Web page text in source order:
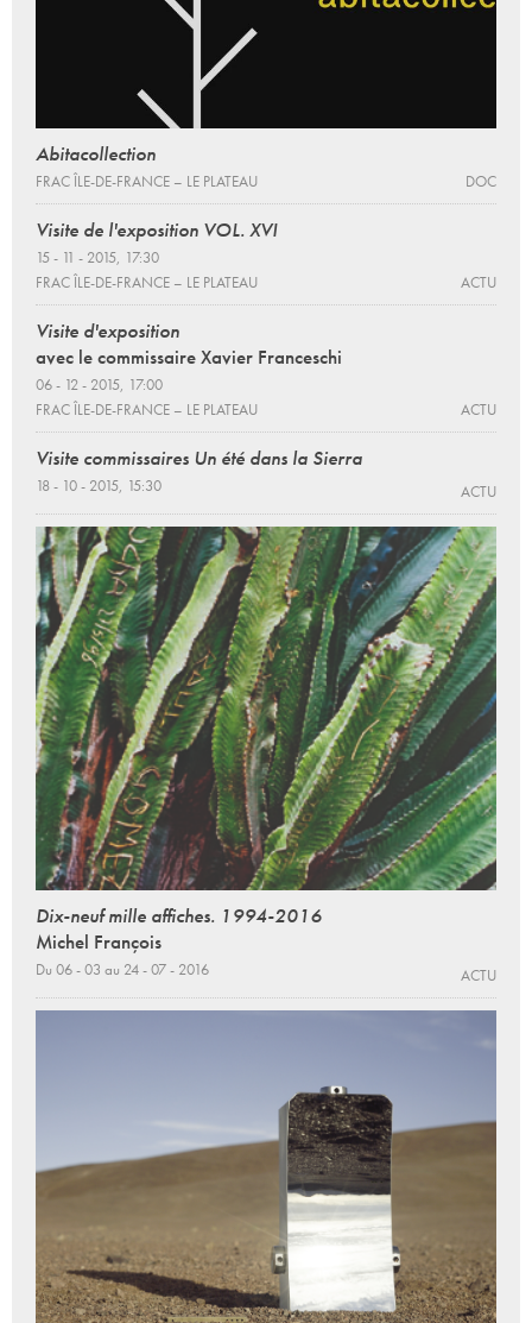
Abitacollection
FRAC ÎLE-DE-FRANCE – LE PLATEAU DOC
Visite de l'exposition VOL. XVI
15 - 11 - 2015, 17:30
FRAC ÎLE-DE-FRANCE – LE PLATEAU
ACTU
Visite d'exposition
avec le commissaire Xavier Franceschi
06 - 12 - 2015, 17:00
FRAC ÎLE-DE-FRANCE – LE PLATEAU
ACTU
Visite commissaires Un été dans la Sierra
18 - 10 - 2015, 15:30 ACTU
Dix-neuf mille affiches. 1994-2016
Michel François
Du 06 - 03 au 24 - 07 - 2016 ACTU